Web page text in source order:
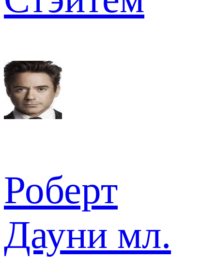
Роберт
Дауни мл.